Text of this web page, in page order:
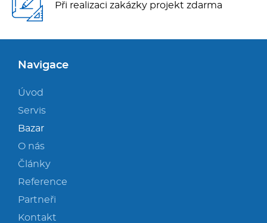
Při realizaci zakázky projekt zdarma
Navigace
Úvod
Servis
Bazar
O nás
Články
Reference
Partneři
Kontakt